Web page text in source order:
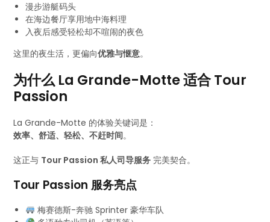
漫步游艇码头
在海边餐厅享用地中海料理
入夜后感受轻松却不喧闹的夜色
这里的夜生活，更偏向优雅与惬意。
为什么 La Grande-Motte 适合 Tour
Passion
La Grande-Motte 的体验关键词是：
效率、舒适、轻松、不赶时间。
这正与 Tour Passion 私人司导服务 完美契合。
Tour Passion 服务亮点
梅赛德斯-奔驰 Sprinter 豪华车队